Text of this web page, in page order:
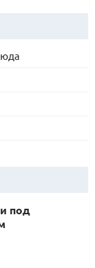
под